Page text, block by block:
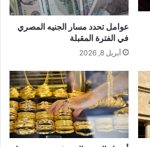
عوامل تحدد مسار الجنيه المصري
في الفترة المقبلة
أبريل 8, 2026